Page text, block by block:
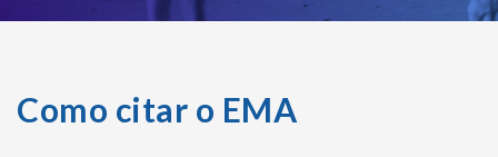
Como citar o EMA